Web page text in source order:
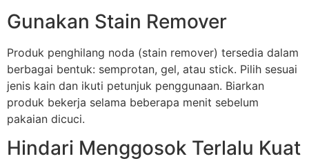
Gunakan Stain Remover
Produk penghilang noda (stain remover) tersedia dalam
berbagai bentuk: semprotan, gel, atau stick. Pilih sesuai
jenis kain dan ikuti petunjuk penggunaan. Biarkan
produk bekerja selama beberapa menit sebelum
pakaian dicuci.
Hindari Menggosok Terlalu Kuat